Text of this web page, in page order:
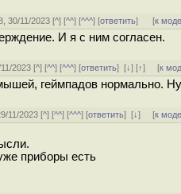
30/11/2023 [^] [^^] [^^^] [ответить] [к
И я с ним согласен.
2023 [^] [^^] [^^^] [ответить][↓] [↑] [к
геймпадов нормально.
11/2023 [^] [^^] [^^^] [ответить][↓] [к
приборы есть